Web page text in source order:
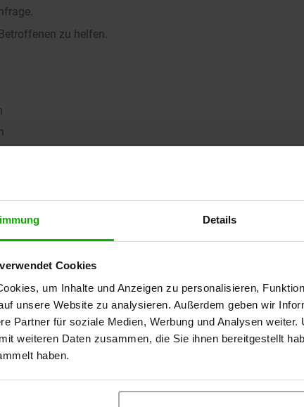
Details
Cookies
um Inhalte und Anzeigen zu personalisieren,
unsere Website zu analysieren. Außerdem geben wir
Partner für soziale Medien, Werbung und Analysen
weiteren Daten zusammen, die Sie ihnen bereitgestellt
haben.
zu helfen.
Teilnahme an dem Online-Seminar voraus. Das
werden.